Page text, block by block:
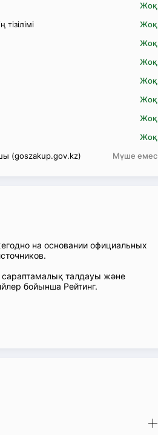
Жоқ
Жоқ
Жоқ
Жоқ
Жоқ
Жоқ
Жоқ
Жоқ
(goszakup.gov.kz)
Мүше емес
на основании официальных
сараптамалық талдауы және
бойынша Рейтинг.